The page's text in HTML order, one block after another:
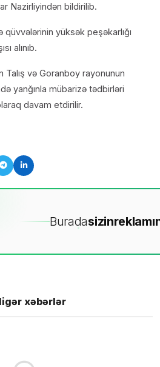
Nazirliyindən bildirilib.
yüksək peşəkarlığı
alınıb.
Talış və Goranboy rayonunun
yanğınla mübarizə tədbirləri
davam etdirilir.
Buradasizin
xəbərlər